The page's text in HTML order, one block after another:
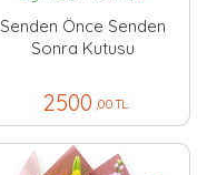
Senden Önce Senden
Sonra Kutusu
2500 ,00 TL